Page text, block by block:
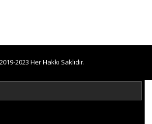
2023 Her Hakkı Saklıdır.